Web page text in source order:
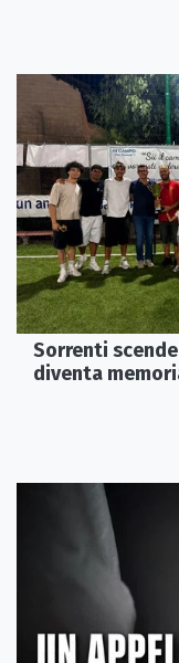
Sorrenti
diventa